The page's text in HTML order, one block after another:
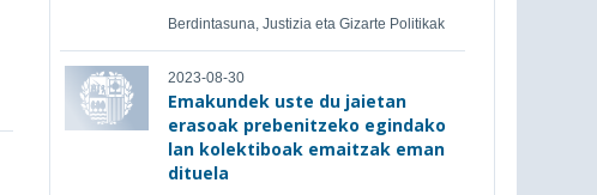
Berdintasuna, Justizia eta Gizarte Politikak
2023-08-30
Emakundek uste du jaietan
erasoak prebenitzeko egindako
lan kolektiboak emaitzak eman
dituela